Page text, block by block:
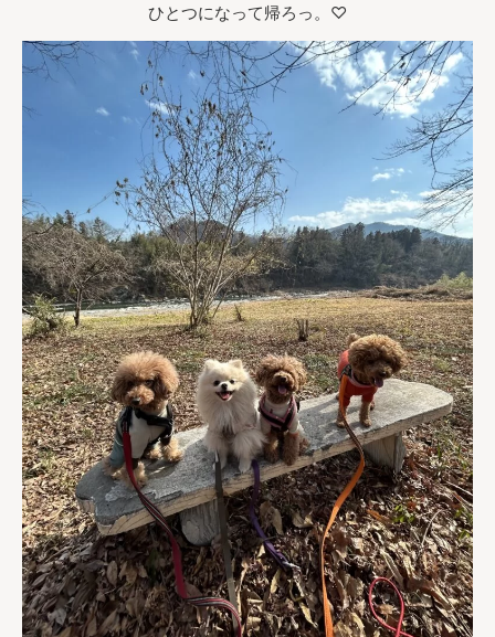
ひとつになって帰ろっ。♡